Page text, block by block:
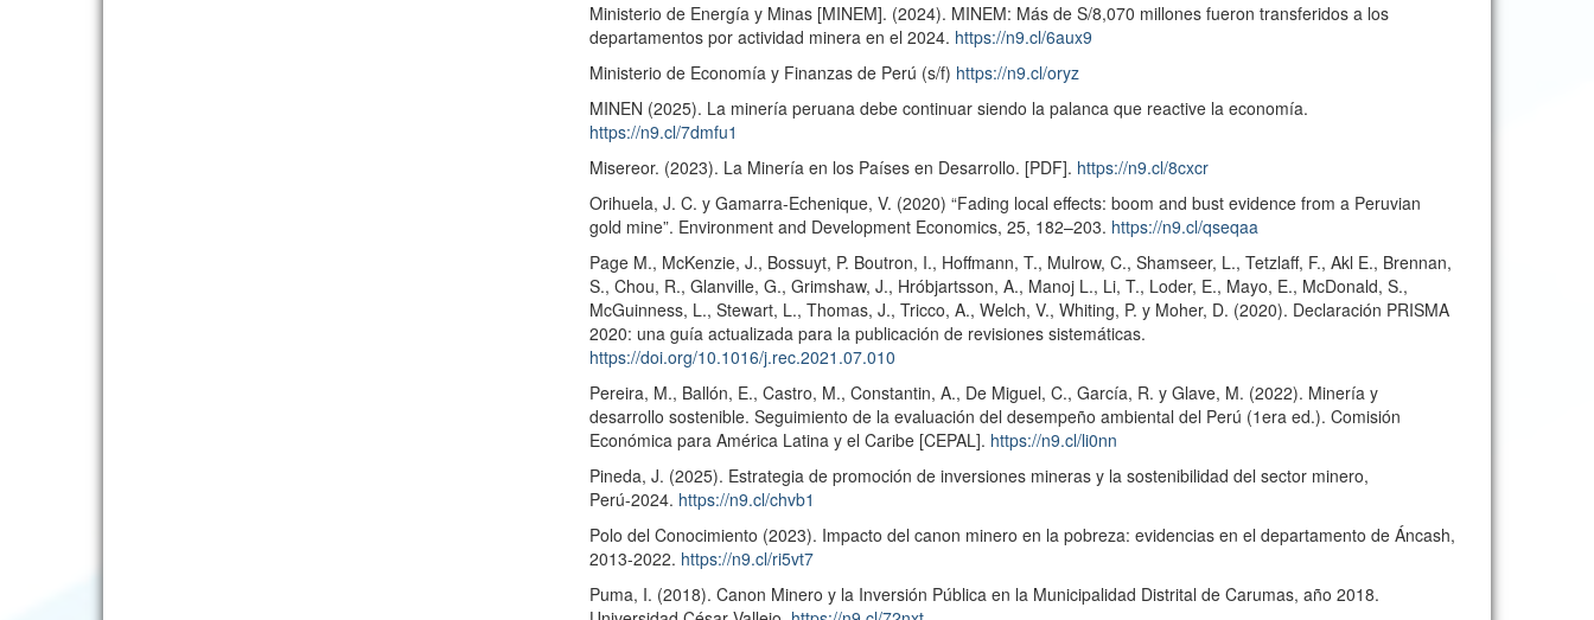
Ministerio de Energía y Minas [MINEM]. (2024). MINEM: Más de S/8,070 millones fueron transferidos a los
departamentos por actividad minera en el 2024. https://n9.cl/6aux9
Ministerio de Economía y Finanzas de Perú (s/f) https://n9.cl/oryz
MINEN (2025). La minería peruana debe continuar siendo la palanca que reactive la economía.
https://n9.cl/7dmfu1
Misereor. (2023). La Minería en los Países en Desarrollo. [PDF]. https://n9.cl/8cxcr
Orihuela, J. C. y Gamarra-Echenique, V. (2020) “Fading local effects: boom and bust evidence from a Peruvian
gold mine”. Environment and Development Economics, 25, 182–203. https://n9.cl/qseqaa
Page M., McKenzie, J., Bossuyt, P. Boutron, I., Hoffmann, T., Mulrow, C., Shamseer, L., Tetzlaff, F., Akl E., Brennan,
S., Chou, R., Glanville, G., Grimshaw, J., Hróbjartsson, A., Manoj L., Li, T., Loder, E., Mayo, E., McDonald, S.,
McGuinness, L., Stewart, L., Thomas, J., Tricco, A., Welch, V., Whiting, P. y Moher, D. (2020). Declaración PRISMA
2020: una guía actualizada para la publicación de revisiones sistemáticas.
https://doi.org/10.1016/j.rec.2021.07.010
Pereira, M., Ballón, E., Castro, M., Constantin, A., De Miguel, C., García, R. y Glave, M. (2022). Minería y
desarrollo sostenible. Seguimiento de la evaluación del desempeño ambiental del Perú (1era ed.). Comisión
Económica para América Latina y el Caribe [CEPAL]. https://n9.cl/li0nn
Pineda, J. (2025). Estrategia de promoción de inversiones mineras y la sostenibilidad del sector minero,
Perú-2024. https://n9.cl/chvb1
Polo del Conocimiento (2023). Impacto del canon minero en la pobreza: evidencias en el departamento de Áncash,
2013-2022. https://n9.cl/ri5vt7
Puma, I. (2018). Canon Minero y la Inversión Pública en la Municipalidad Distrital de Carumas, año 2018.